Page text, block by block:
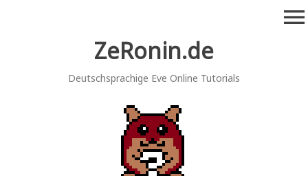
ZeRonin.de
Deutschsprachige Eve Online Tutorials
menu